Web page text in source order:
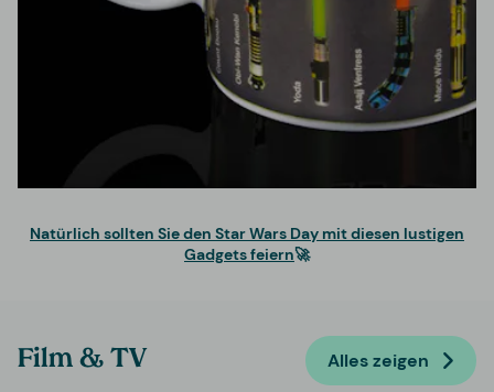
Natürlich sollten Sie den Star Wars Day mit diesen lustigen
Gadgets feiern🚀
Film & TV Alles zeigen